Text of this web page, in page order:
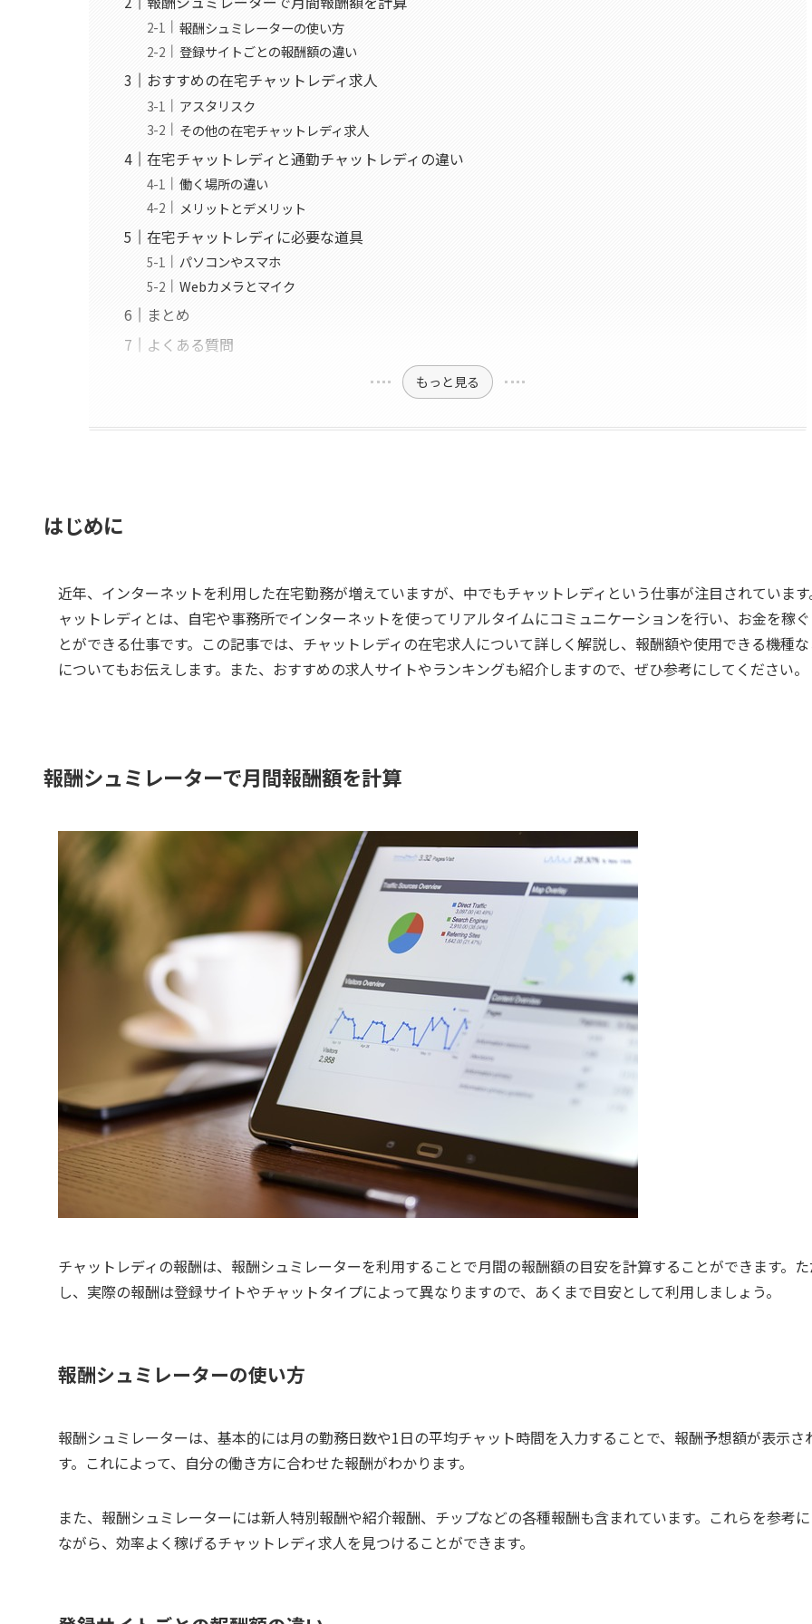
報酬シュミレーターの使い方
登録サイトごとの報酬額の違い
おすすめの在宅チャットレディ求人
アスタリスク
その他の在宅チャットレディ求人
在宅チャットレディと通勤チャットレディの違い
働く場所の違い
メリットとデメリット
在宅チャットレディに必要な道具
パソコンやスマホ
Webカメラとマイク
まとめ
よくある質問
もっと見る
はじめに
近年、インターネットを利用した在宅勤務が増えていますが、中でもチャットレディという仕事が注目されています
ャットレディとは、自宅や事務所でインターネットを使ってリアルタイムにコミュニケーションを行い、お金を稼
とができる仕事です。この記事では、チャットレディの在宅求人について詳しく解説し、報酬額や使用できる機種
についてもお伝えします。また、おすすめの求人サイトやランキングも紹介しますので、ぜひ参考にしてください。
報酬シュミレーターで月間報酬額を計算
チャットレディの報酬は、報酬シュミレーターを利用することで月間の報酬額の目安を計算することができます。
し、実際の報酬は登録サイトやチャットタイプによって異なりますので、あくまで目安として利用しましょう。
報酬シュミレーターの使い方
報酬シュミレーターは、基本的には月の勤務日数や1日の平均チャット時間を入力することで、報酬予想額が表示さ
す。これによって、自分の働き方に合わせた報酬がわかります。
また、報酬シュミレーターには新人特別報酬や紹介報酬、チップなどの各種報酬も含まれています。これらを参考
ながら、効率よく稼げるチャットレディ求人を見つけることができます。